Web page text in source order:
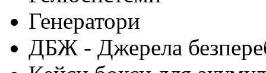
Генератори
ДБЖ - Джерела